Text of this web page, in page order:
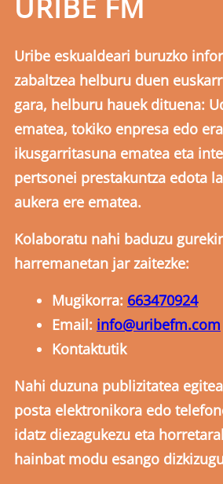
Uribe eskualdeari buruzko
zabaltzea helburu duen
gara, helburu hauek dituena:
ematea, tokiko enpresa edo
ikusgarritasuna ematea eta
pertsonei prestakuntza edota
aukera ere ematea.
Kolaboratu nahi baduzu
harremanetan jar zaitezke:
Mugikorra: 663470924
Email: info@uribefm.com
Kontaktutik
Nahi duzuna publizitatea
posta elektronikora edo
idatz diezagukezu eta
hainbat modu esango